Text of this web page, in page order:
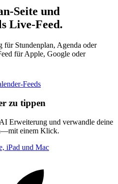
Seite und
Live-Feed.
Stundenplan, Agenda oder
für Apple, Google oder
Feeds
zu tippen
Erweiterung und verwandle deine
einem Klick.
iPad und Mac